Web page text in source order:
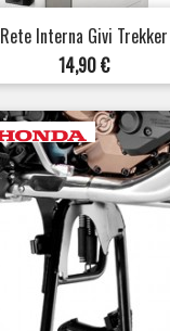
Rete Interna Givi Trekker
Prezzo
14,90 €